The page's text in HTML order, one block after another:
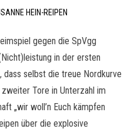
HEIN-REIPEN
gegen die SpVgg
in der ersten
selbst die treue Nordkurve
Tore in Unterzahl im
„wir woll’n Euch kämpfen
über die explosive